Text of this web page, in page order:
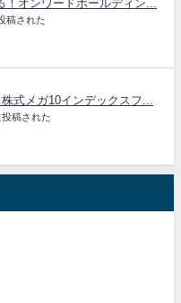
オンワードホールディン...
稿された
式メガ10インデックスフ...
稿された